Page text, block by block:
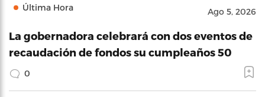
Última Hora Ago 5, 2026
La gobernadora celebrará con dos eventos de
recaudación de fondos su cumpleaños 50
0